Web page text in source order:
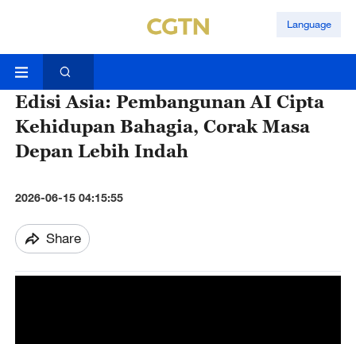
Language
Edisi Asia: Pembangunan AI Cipta
Kehidupan Bahagia, Corak Masa
Depan Lebih Indah
2026-06-15 04:15:55
Share